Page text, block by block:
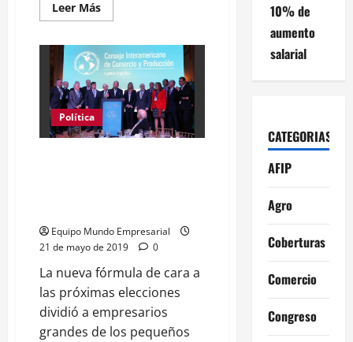
Leer MásLeer
más
Al
igual
que
IDEA,
el
Cicyp
se
corre
del
sobresaltos
Política
Equipo Mundo Empresarial
21 de mayo de 2019
0
La nueva fórmula de cara a
las próximas elecciones
dividió a empresarios
grandes de los pequeños
10% de
aumento
salarial
CATEGORIAS
AFIP
Agro
Coberturas
Comercio
Congreso